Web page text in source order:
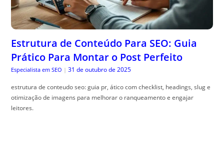
Estrutura de Conteúdo Para SEO: Guia
Prático Para Montar o Post Perfeito
Especialista em SEO | 31 de outubro de 2025
estrutura de conteudo seo: guia pr, ático com checklist, headings, slug e
otimização de imagens para melhorar o ranqueamento e engajar
leitores.